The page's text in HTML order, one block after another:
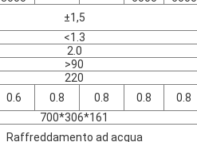
±1,5
<1.3
2.0
>90
220
0.6 0.8 0.8 0.8 0.8
700*306*161
Raffreddamento ad acqua